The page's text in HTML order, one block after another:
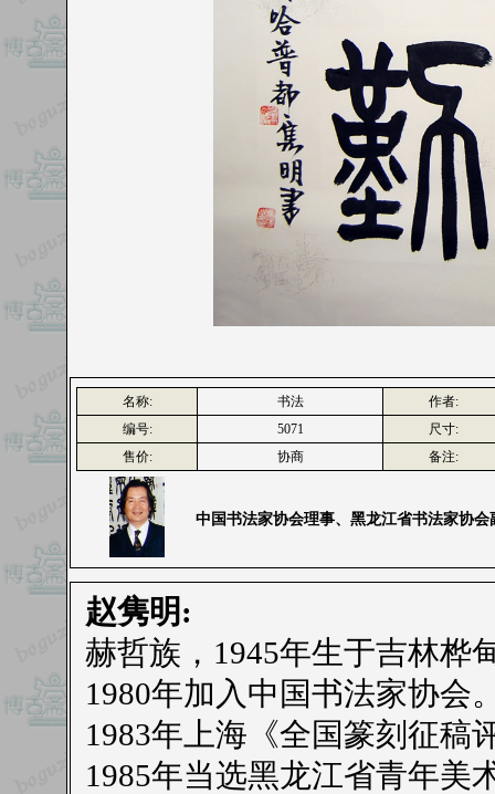
名称: 书法
作者:
编号:
5071
尺寸:
售价:
协商 备注:
中国书法家协会理事、黑龙江省书法家协
赵隽明:
赫哲族，1945年生于吉林桦
1980年加入中国书法家协会
1983年上海《全国篆刻征稿
1985年当选黑龙江省青年美